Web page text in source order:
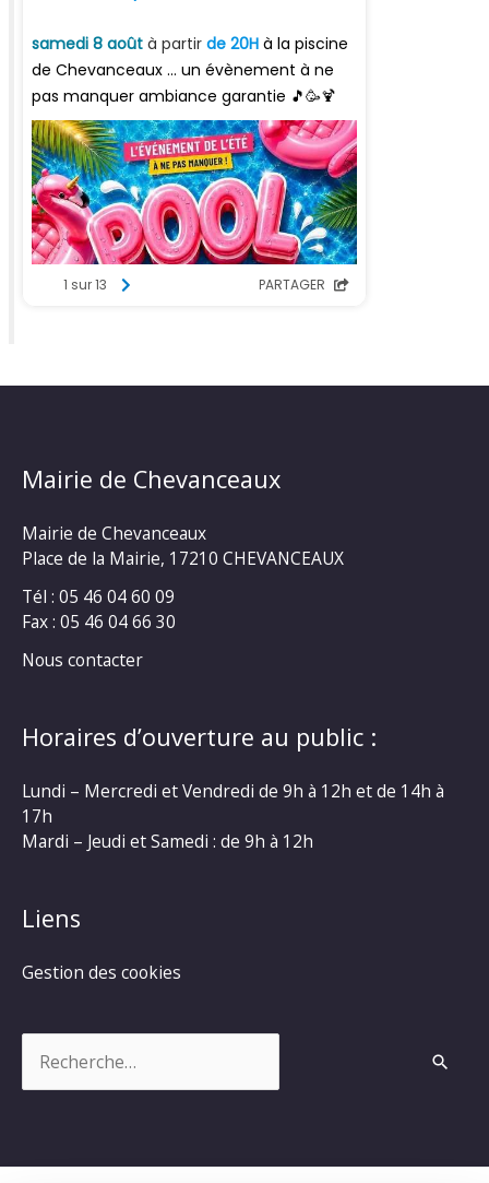
Mairie de Chevanceaux
Mairie de Chevanceaux
Place de la Mairie, 17210 CHEVANCEAUX
Tél : 05 46 04 60 09
Fax : 05 46 04 66 30
Nous contacter
Horaires d’ouverture au public :
Lundi – Mercredi et Vendredi de 9h à 12h et de 14h à
17h
Mardi – Jeudi et Samedi : de 9h à 12h
Liens
Gestion des cookies